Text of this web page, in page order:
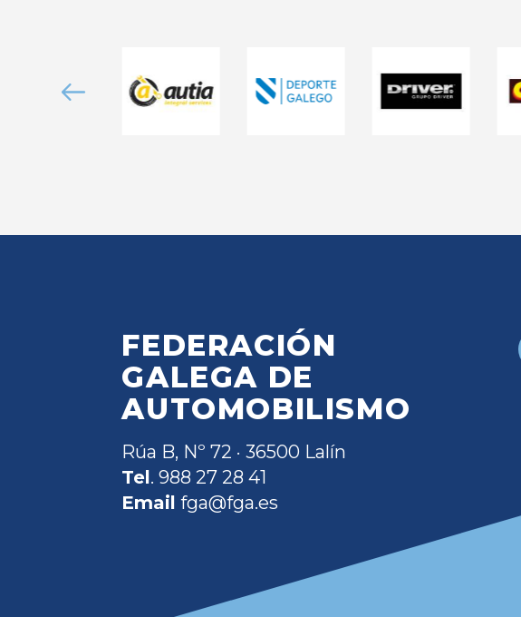
FEDERACIÓN
GALEGA DE
AUTOMOBILISMO
Rúa B, Nº 72 · 36500 Lalín
Tel . 988 27 28 41
Email fga@fga.es